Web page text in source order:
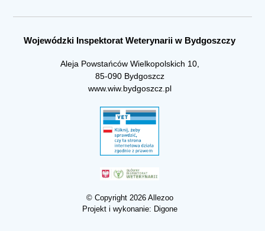
Wojewódzki Inspektorat Weterynarii w Bydgoszczy
Aleja Powstańców Wielkopolskich 10,
85-090 Bydgoszcz
www.wiw.bydgoszcz.pl
© Copyright 2026 Allezoo
Projekt i wykonanie: Digone